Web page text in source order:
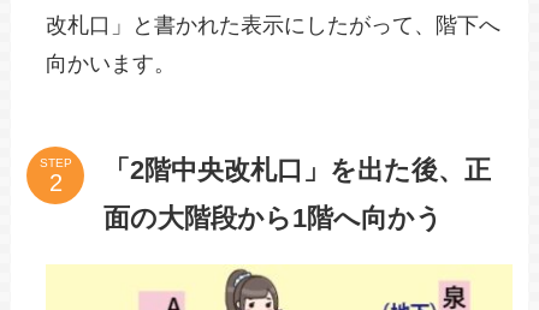
改札口」と書かれた表示にしたがって、階下へ
向かいます。
STEP
「2階中央改札口」を出た後、正
面の大階段から1階へ向かう